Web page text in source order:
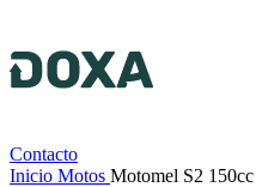
Contacto
Inicio Motos Motomel S2 150cc